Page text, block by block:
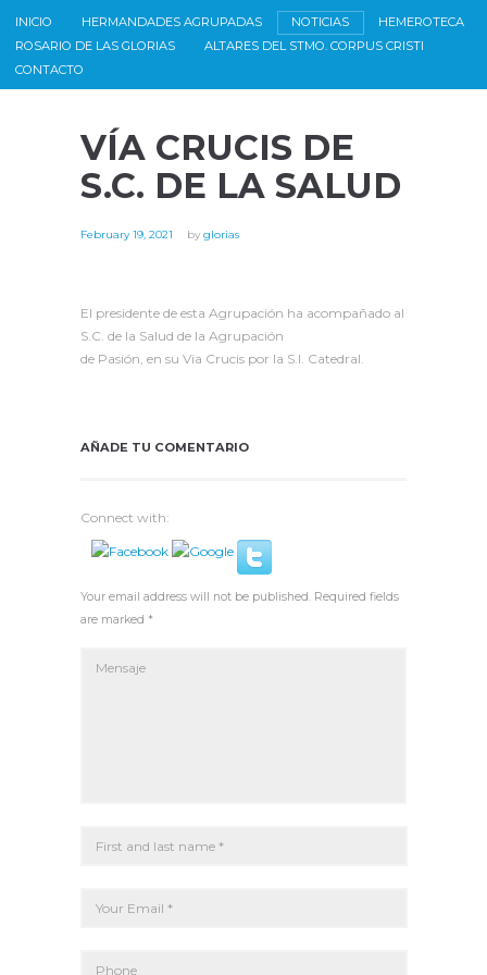
INICIO HERMANDADES AGRUPADAS NOTICIAS
HEMEROTECA
ROSARIO DE LAS GLORIAS
ALTARES DEL STMO. CORPUS CRISTI
CONTACTO
VÍA CRUCIS DE
S.C. DE LA SALUD
February 19, 2021 by glorias
El presidente de esta Agrupación ha acompañado al
S.C. de la Salud de la Agrupación
de Pasión, en su Via Crucis por la S.I. Catedral.
AÑADE TU COMENTARIO
Connect with:
Your email address will not be published. Required fields
are marked *